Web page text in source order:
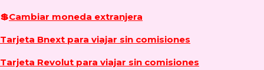
💲Cambiar moneda extranjera
Tarjeta Bnext para viajar sin comisiones
Tarjeta Revolut para viajar sin comisiones